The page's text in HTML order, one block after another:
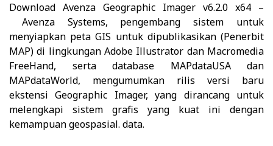
Download Avenza Geographic Imager v6.2.0 x64 –
Avenza Systems, pengembang sistem untuk
menyiapkan peta GIS untuk dipublikasikan (Penerbit
MAP) di lingkungan Adobe Illustrator dan Macromedia
FreeHand, serta database MAPdataUSA dan
MAPdataWorld, mengumumkan rilis versi baru
ekstensi Geographic Imager, yang dirancang untuk
melengkapi sistem grafis yang kuat ini dengan
kemampuan geospasial. data.